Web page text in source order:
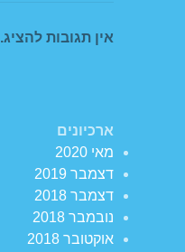
אין תגובות להציג.
ארכיונים
מאי 2020
דצמבר 2019
דצמבר 2018
נובמבר 2018
אוקטובר 2018